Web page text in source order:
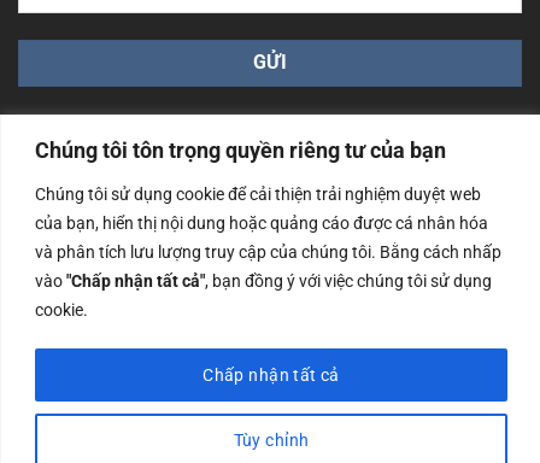
Chúng tôi tôn trọng quyền riêng tư của bạn
Chúng tôi sử dụng cookie để cải thiện trải nghiệm duyệt web
của bạn, hiển thị nội dung hoặc quảng cáo được cá nhân hóa
và phân tích lưu lượng truy cập của chúng tôi. Bằng cách nhấp
vào"Chấp nhận tất cả", bạn đồng ý với việc chúng tôi sử dụng
cookie.
Tùy chỉnh
Chấp nhận tất cả
Công ty TNHH Nam Bình Xương - Số ĐKKD: 0108783483
cấp ngày 14/06/2019 bởi Sở Kế Hoạch và Đầu Tư Tp. Hà
Nội
Copyrights @2023 Nam Binh Xuong. All Rights Reserved